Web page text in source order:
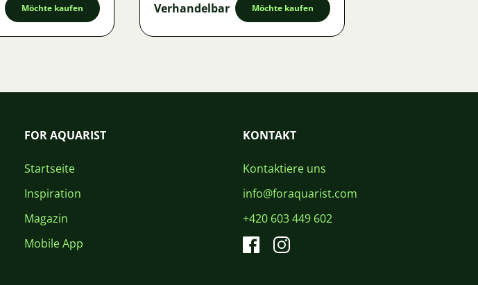
Möchte kaufen Verhandelbar Möchte kaufen
FOR AQUARIST
Startseite
Inspiration
Magazin
Mobile App
KONTAKT
Kontaktiere uns
info@foraquarist.com
+420 603 449 602